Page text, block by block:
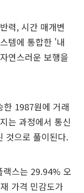
력, 시간 매개변
템에 통합한 '내
연스러운 보행을
1987원에 거래
는 과정에서 통신
것으로 풀이된다.
랙스는 29.94% 오
가격 민감도가